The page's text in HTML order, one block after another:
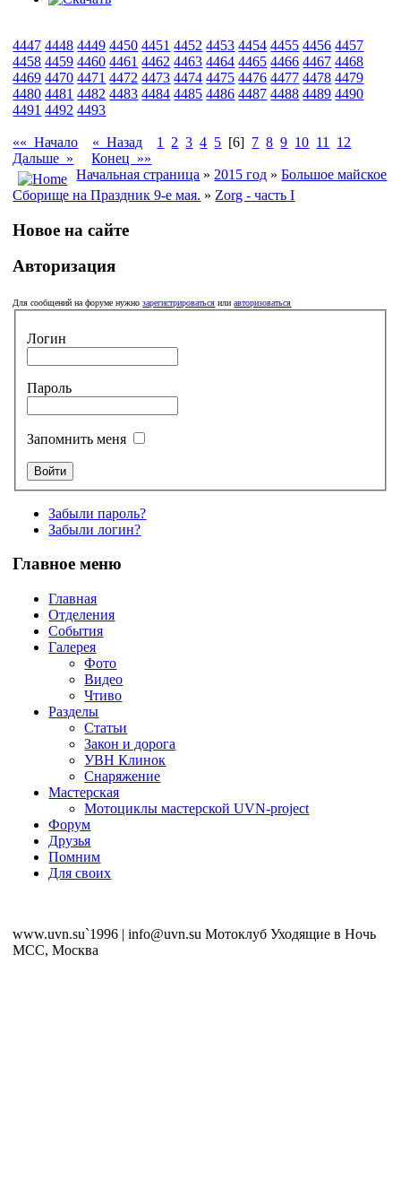
4447 4448 4449 4450 4451 4452 4453 4454 4455 4456 4457
4458 4459 4460 4461 4462 4463 4464 4465 4466 4467 4468
4469 4470 4471 4472 4473 4474 4475 4476 4477 4478 4479
4480 4481 4482 4483 4484 4485 4486 4487 4488 4489 4490
4491 4492 4493
«« Начало « Назад 1 2 3 4 5 [6] 7 8 9 10 11
12
Дальше »
Конец »»
Начальная страница » 2015 год »Большое майское
Сборище на Праздник 9-е мая. » Zorg - часть I
Новое на сайте
Авторизация
Для сообщений на форуме нужнозарегистрироваться илиавторизоваться
Логин
Пароль
Запомнить меня
Забыли пароль?
Забыли логин?
Главное меню
Главная
Отделения
События
Галерея
Фото
Видео
Чтиво
Разделы
Статьи
Закон и дорога
УВН Клинок
Снаряжение
Мастерская
Мотоциклы мастерской UVN-project
Форум
Друзья
Помним
Для своих
www.uvn.su`1996 | info@uvn.su Мотоклуб Уходящие в Ночь
MCC, Москва